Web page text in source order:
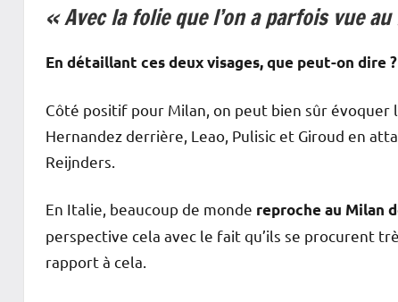
« Avec la folie que l’on a parfois vue
En détaillant ces deux visages, que peut-on dire ?
Côté positif pour Milan, on peut bien sûr
Hernandez derrière, Leao, Pulisic et Giroud en
Reijnders.
En Italie, beaucoup de monde reproche au Milan
perspective cela avec le fait qu’ils se procurent
rapport à cela.